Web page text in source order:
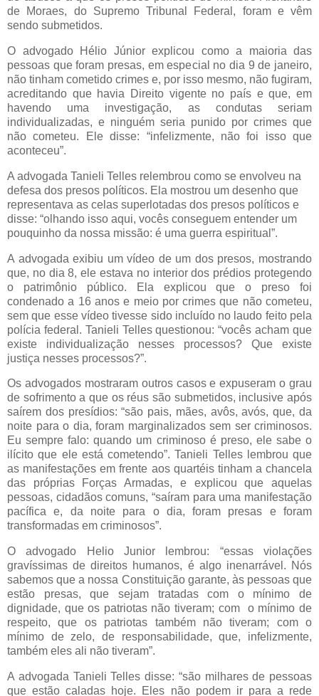
de Moraes, do Supremo Tribunal Federal, foram e vêm
sendo submetidos.
O advogado Hélio Júnior explicou como a maioria das
pessoas que foram presas, em especial no dia 9 de janeiro,
não tinham cometido crimes e, por isso mesmo, não fugiram,
acreditando que havia Direito vigente no país e que, em
havendo uma investigação, as condutas seriam
individualizadas, e ninguém seria punido por crimes que
não cometeu. Ele disse: “infelizmente, não foi isso que
aconteceu”.
A advogada Tanieli Telles relembrou como se envolveu na
defesa dos presos políticos. Ela mostrou um desenho que
representava as celas superlotadas dos presos políticos e
disse: “olhando isso aqui, vocês conseguem entender um
pouquinho da nossa missão: é uma guerra espiritual”.
A advogada exibiu um vídeo de um dos presos, mostrando
que, no dia 8, ele estava no interior dos prédios protegendo
o patrimônio público. Ela explicou que o preso foi
condenado a 16 anos e meio por crimes que não cometeu,
sem que esse vídeo tivesse sido incluído no laudo feito pela
polícia federal. Tanieli Telles questionou: “vocês acham que
existe individualização nesses processos? Que existe
justiça nesses processos?”.
Os advogados mostraram outros casos e expuseram o grau
de sofrimento a que os réus são submetidos, inclusive após
saírem dos presídios: “são pais, mães, avôs, avós, que, da
noite para o dia, foram marginalizados sem ser criminosos.
Eu sempre falo: quando um criminoso é preso, ele sabe o
ilícito que ele está cometendo”. Tanieli Telles lembrou que
as manifestações em frente aos quartéis tinham a chancela
das próprias Forças Armadas, e explicou que aquelas
pessoas, cidadãos comuns, “saíram para uma manifestação
pacífica e, da noite para o dia, foram presas e foram
transformadas em criminosos”.
O advogado Helio Junior lembrou: “essas violações
gravíssimas de direitos humanos, é algo inenarrável. Nós
sabemos que a nossa Constituição garante, às pessoas que
estão presas, que sejam tratadas com o mínimo de
dignidade, que os patriotas não tiveram; com o mínimo de
respeito, que os patriotas também não tiveram; com o
mínimo de zelo, de responsabilidade, que, infelizmente,
também eles ali não tiveram”.
A advogada Tanieli Telles disse: “são milhares de pessoas
que estão caladas hoje. Eles não podem ir para a rede